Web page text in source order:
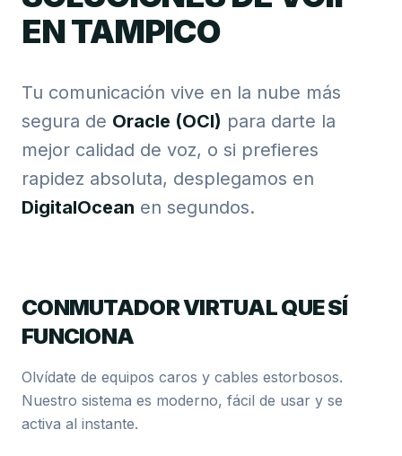
EN TAMPICO
Tu comunicación vive en la nube más
segura de Oracle (OCI) para darte la
mejor calidad de voz, o si prefieres
rapidez absoluta, desplegamos en
DigitalOcean en segundos.
CONMUTADOR VIRTUAL QUE SÍ
FUNCIONA
Olvídate de equipos caros y cables estorbosos.
Nuestro sistema es moderno, fácil de usar y se
activa al instante.